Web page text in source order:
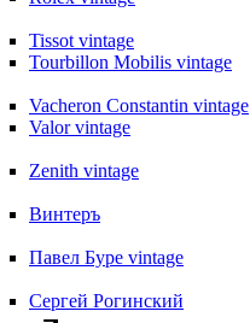
Tissot vintage
Tourbillon Mobilis vintage
Vacheron Constantin vintage
Valor vintage
Zenith vintage
Винтеръ
Павел Буре vintage
Сергей Рогинский